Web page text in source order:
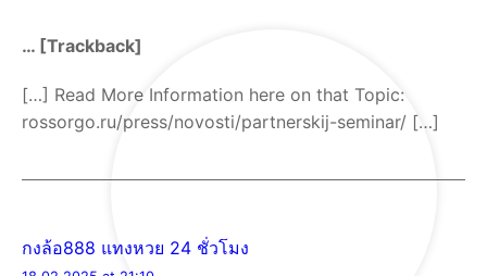
… [Trackback]
[…] Read More Information here on that Topic:
rossorgo.ru/press/novosti/partnerskij-seminar/ […]
กงล้อ888 แทงหวย 24 ชั่วโมง